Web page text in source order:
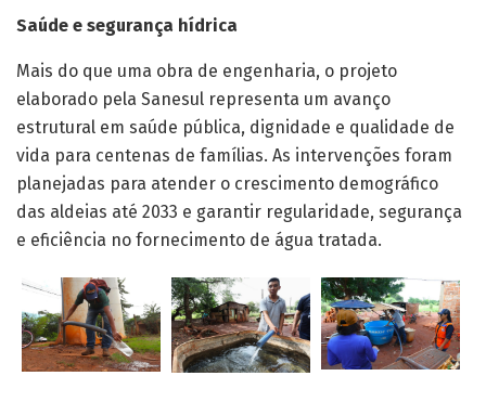
Saúde e segurança hídrica
Mais do que uma obra de engenharia, o projeto
elaborado pela Sanesul representa um avanço
estrutural em saúde pública, dignidade e qualidade de
vida para centenas de famílias. As intervenções foram
planejadas para atender o crescimento demográfico
das aldeias até 2033 e garantir regularidade, segurança
e eficiência no fornecimento de água tratada.